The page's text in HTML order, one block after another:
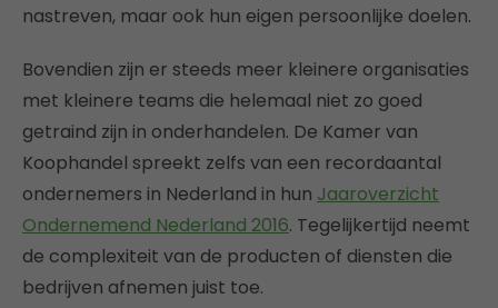
nastreven, maar ook hun eigen persoonlijke doelen.
Bovendien zijn er steeds meer kleinere organisaties
met kleinere teams die helemaal niet zo goed
getraind zijn in onderhandelen. De Kamer van
Koophandel spreekt zelfs van een recordaantal
ondernemers in Nederland in hun Jaaroverzicht
Ondernemend Nederland 2016. Tegelijkertijd neemt
de complexiteit van de producten of diensten die
bedrijven afnemen juist toe.